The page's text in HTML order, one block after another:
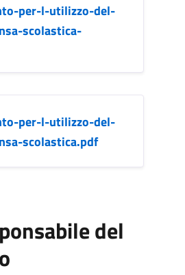
per-l-utilizzo-del-
scolastica-
per-l-utilizzo-del-
scolastica.pdf
del